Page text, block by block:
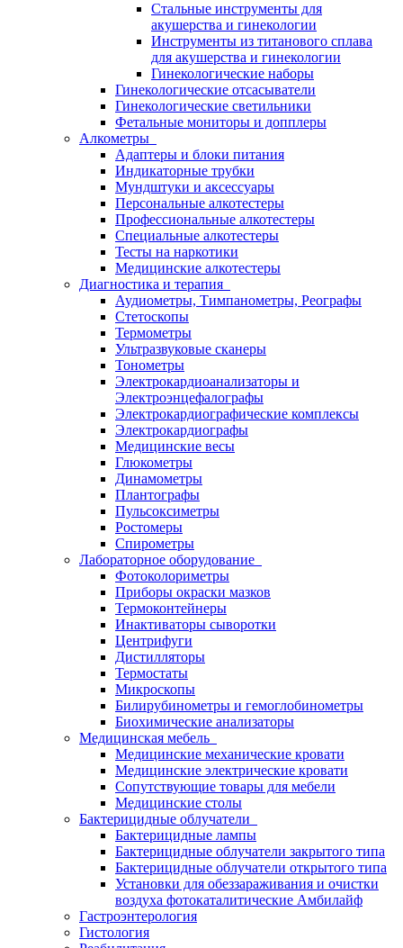
Стальные инструменты для
акушерства и гинекологии
Инструменты из титанового сплава
для акушерства и гинекологии
Гинекологические наборы
Гинекологические отсасыватели
Гинекологические светильники
Фетальные мониторы и допплеры
Алкометры
Адаптеры и блоки питания
Индикаторные трубки
Мундштуки и аксессуары
Персональные алкотестеры
Профессиональные алкотестеры
Специальные алкотестеры
Тесты на наркотики
Медицинские алкотестеры
Диагностика и терапия
Аудиометры, Тимпанометры, Реографы
Стетоскопы
Термометры
Ультразвуковые сканеры
Тонометры
Электрокардиоанализаторы и
Электроэнцефалографы
Электрокардиографические комплексы
Электрокардиографы
Медицинские весы
Глюкометры
Динамометры
Плантографы
Пульсоксиметры
Ростомеры
Спирометры
Лабораторное оборудование
Фотоколориметры
Приборы окраски мазков
Термоконтейнеры
Инактиваторы сыворотки
Центрифуги
Дистилляторы
Термостаты
Микроскопы
Билирубинометры и гемоглобинометры
Биохимические анализаторы
Медицинская мебель
Медицинские механические кровати
Медицинские электрические кровати
Сопутствующие товары для мебели
Медицинские столы
Бактерицидные облучатели
Бактерицидные лампы
Бактерицидные облучатели закрытого типа
Бактерицидные облучатели открытого типа
Установки для обеззараживания и очистки
воздуха фотокаталитические Амбилайф
Гастроэнтерология
Гистология